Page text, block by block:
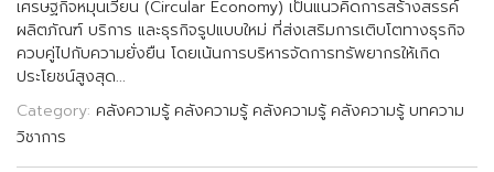
เศรษฐกจหมนเวยน (Circular Economy) เปนแนวคดการสรางสรรค
ผลตภณฑ บรการ และธรกจรปแบบใหม ทสงเสรมการเตบโตทางธรกจ
ควบคไปกบความยงยน โดยเนนการบรหารจดการทรพยากรใหเกด
ประโยชนสงสด...
Category: คลังความรู้คลังความรู้คลังความรู้คลังความรู้บทความ
วิชาการ